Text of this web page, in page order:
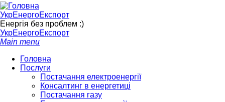
УкрЕнергоЕкспорт
Енергія без проблем :)
УкрЕнергоЕкспорт
Main menu
Головна
Послуги
Постачання електроенергії
Консалтинг в енергетиці
Постачання газу